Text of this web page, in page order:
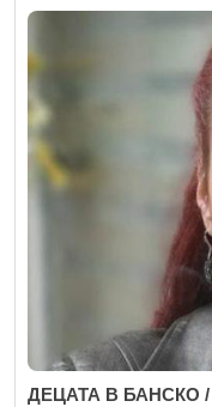
ДЕЦАТА В БАНСКО